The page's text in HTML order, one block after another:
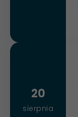
20
sierpnia